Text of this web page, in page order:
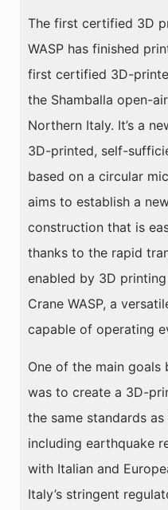
The first certified 3D
WASP has finished
first certified 3D-
the Shamballa open-
Northern Italy. It’s a
3D-printed, self-
based on a circular
aims to establish a
construction that is
thanks to the rapid
enabled by 3D
Crane WASP, a
capable of operating
One of the main goals
was to create a 3D-
the same standards
including earthquake
with Italian and
Italy’s stringent